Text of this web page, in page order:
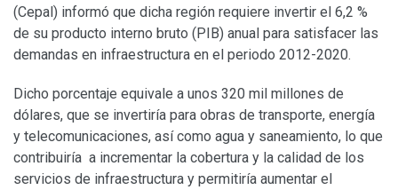
(Cepal) informó que dicha región requiere invertir el 6,2 %
de su producto interno bruto (PIB) anual para satisfacer las
demandas en infraestructura en el periodo 2012-2020.
Dicho porcentaje equivale a unos 320 mil millones de
dólares, que se invertiría para obras de transporte, energía
y telecomunicaciones, así como agua y saneamiento, lo que
contribuiría a incrementar la cobertura y la calidad de los
servicios de infraestructura y permitiría aumentar el